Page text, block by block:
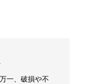
一、破損や不